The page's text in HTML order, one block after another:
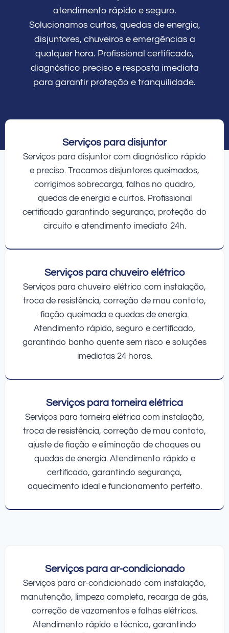
atendimento rápido e seguro.
Solucionamos curtos, quedas de energia,
disjuntores, chuveiros e emergências a
qualquer hora. Profissional certificado,
diagnóstico preciso e resposta imediata
para garantir proteção e tranquilidade.
Serviços para disjuntor
Serviços para disjuntor com diagnóstico rápido
e preciso. Trocamos disjuntores queimados,
corrigimos sobrecarga, falhas no quadro,
quedas de energia e curtos. Profissional
certificado garantindo segurança, proteção do
circuito e atendimento imediato 24h.
Serviços para chuveiro elétrico
Serviços para chuveiro elétrico com instalação,
troca de resistência, correção de mau contato,
fiação queimada e quedas de energia.
Atendimento rápido, seguro e certificado,
garantindo banho quente sem risco e soluções
imediatas 24 horas.
Serviços para torneira elétrica
Serviços para torneira elétrica com instalação,
troca de resistência, correção de mau contato,
ajuste de fiação e eliminação de choques ou
quedas de energia. Atendimento rápido e
certificado, garantindo segurança,
aquecimento ideal e funcionamento perfeito.
Serviços para ar-condicionado
Serviços para ar-condicionado com instalação,
manutenção, limpeza completa, recarga de gás,
correção de vazamentos e falhas elétricas.
Atendimento rápido e técnico, garantindo